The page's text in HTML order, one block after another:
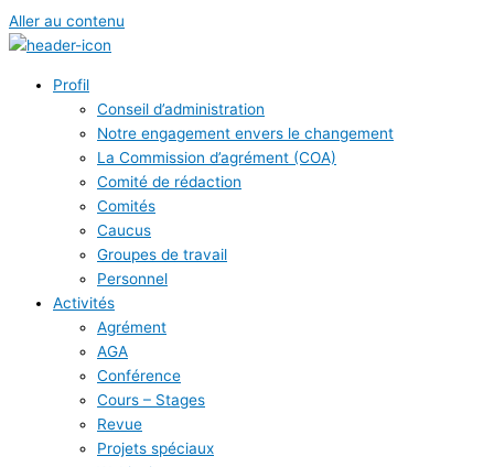
Aller au contenu
Profil
Conseil d’administration
Notre engagement envers le changement
La Commission d’agrément (COA)
Comité de rédaction
Comités
Caucus
Groupes de travail
Personnel
Activités
Agrément
AGA
Conférence
Cours – Stages
Revue
Projets spéciaux